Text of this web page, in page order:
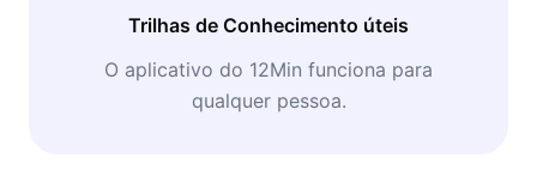
Trilhas de Conhecimento úteis
O aplicativo do 12Min funciona para
qualquer pessoa.